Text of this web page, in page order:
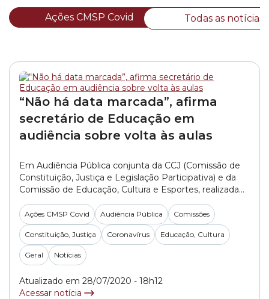
Ações CMSP Covid Todas as notícias
“Não há data marcada”, afirma
secretário de Educação em
audiência sobre volta às aulas
Em Audiência Pública conjunta da CCJ (Comissão de
Constituição, Justiça e Legislação Participativa) e da
Comissão de Educação, Cultura e Esportes, realizada
nesta terça-feira (28/7), foram discutidas novamente a
volta às aulas presenciais no município e as medidas
pedagógicas e sanitárias para garantir esse retorno. A
proposta está prevista no no PL (Projeto de Lei)... »
Ações CMSP Covid Audiência Pública Comissões
Constituição, Justiça Coronavírus Educação, Cultura
Geral Notícias
Atualizado em 28/07/2020 - 18h12
Acessar notícia